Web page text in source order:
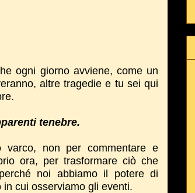
ogni giorno avviene, come un
altre tragedie e tu sei qui
tenebre.
non per commentare e
ora, per trasformare ciò che
noi abbiamo il potere di
cui osserviamo gli eventi.